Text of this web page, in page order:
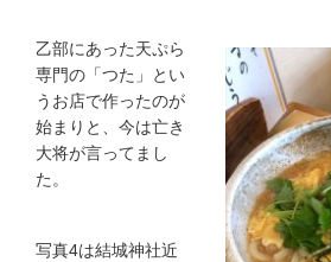
乙部にあった天ぷら
専門の「つた」とい
うお店で作ったのが
始まりと、今は亡き
大将が言ってまし
た。
写真4は結城神社近